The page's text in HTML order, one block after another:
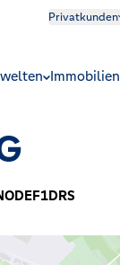
Privatkunden
Immobilien